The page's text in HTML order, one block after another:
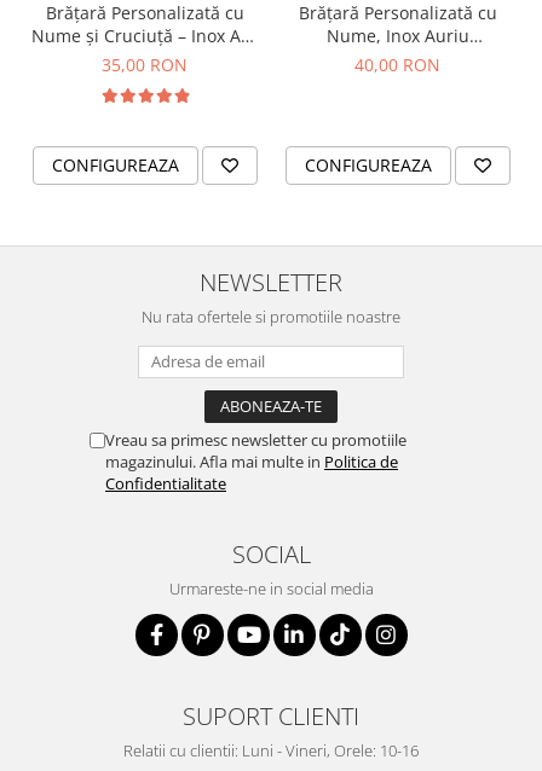
Brățară Personalizată cu
Nume și Cruciuță – Inox Aur
IP
35,00 RON
CONFIGUREAZA
Brățară Personalizată cu
Nume, Inox Auriu
Waterproof, bilute pentru
40,00 RON
CONFIGUREAZA
NEWSLETTER
Nu rata ofertele si promotiile noastre
Vreau sa primesc newsletter cu promotiile
magazinului. Afla mai multe in Politica de
Confidentialitate
SOCIAL
Urmareste-ne in social media
SUPORT CLIENTI
Relatii cu clientii: Luni - Vineri, Orele: 10-16